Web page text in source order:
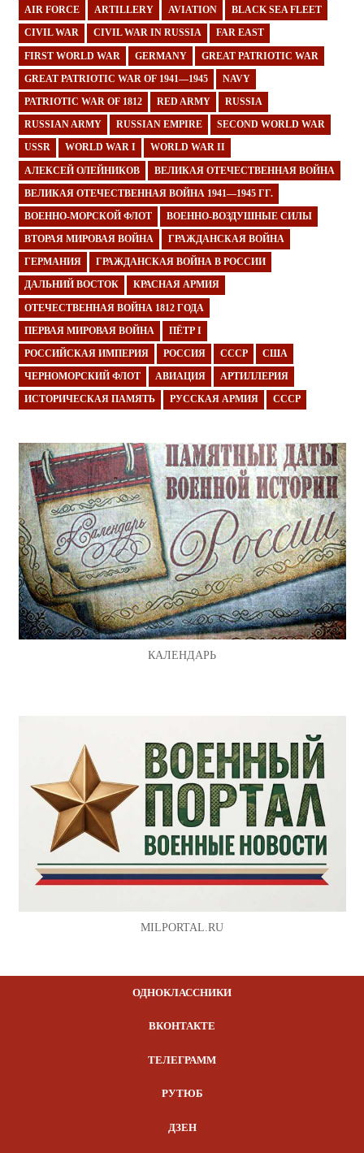
AIR FORCE ARTILLERY AVIATION BLACK SEA FLEET
CIVIL WAR CIVIL WAR IN RUSSIA FAR EAST
FIRST WORLD WAR GERMANY GREAT PATRIOTIC WAR
GREAT PATRIOTIC WAR OF 1941—1945 NAVY
PATRIOTIC WAR OF 1812 RED ARMY RUSSIA
RUSSIAN ARMY RUSSIAN EMPIRE SECOND WORLD WAR
USSR WORLD WAR I WORLD WAR II
АЛЕКСЕЙ ОЛЕЙНИКОВ ВЕЛИКАЯ ОТЕЧЕСТВЕННАЯ ВОЙНА
ВЕЛИКАЯ ОТЕЧЕСТВЕННАЯ ВОЙНА 1941—1945 ГГ.
ВОЕННО-МОРСКОЙ ФЛОТ ВОЕННО-ВОЗДУШНЫЕ СИЛЫ
ВТОРАЯ МИРОВАЯ ВОЙНА ГРАЖДАНСКАЯ ВОЙНА
ГЕРМАНИЯ ГРАЖДАНСКАЯ ВОЙНА В РОССИИ
ДАЛЬНИЙ ВОСТОК КРАСНАЯ АРМИЯ
ОТЕЧЕСТВЕННАЯ ВОЙНА 1812 ГОДА
ПЕРВАЯ МИРОВАЯ ВОЙНА ПЁТР I
РОССИЙСКАЯ ИМПЕРИЯ РОССИЯ СССР США
ЧЕРНОМОРСКИЙ ФЛОТ АВИАЦИЯ АРТИЛЛЕРИЯ
ИСТОРИЧЕСКАЯ ПАМЯТЬ РУССКАЯ АРМИЯ СССР
КАЛЕНДАРЬ
MILPORTAL.RU
ОДНОКЛАССНИКИ
ВКОНТАКТЕ
ТЕЛЕГРАММ
РУТЮБ
ДЗЕН